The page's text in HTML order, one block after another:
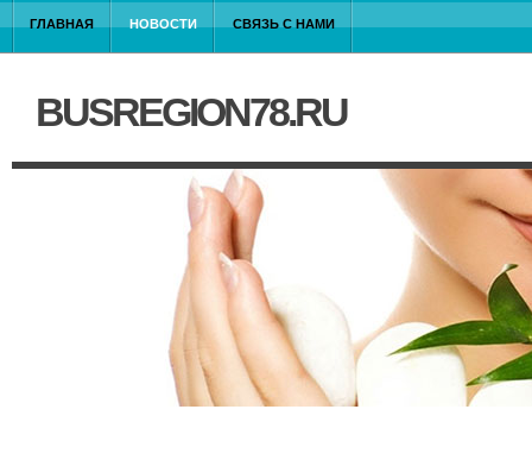
ГЛАВНАЯ НОВОСТИ СВЯЗЬ С НАМИ
BUSREGION78.RU